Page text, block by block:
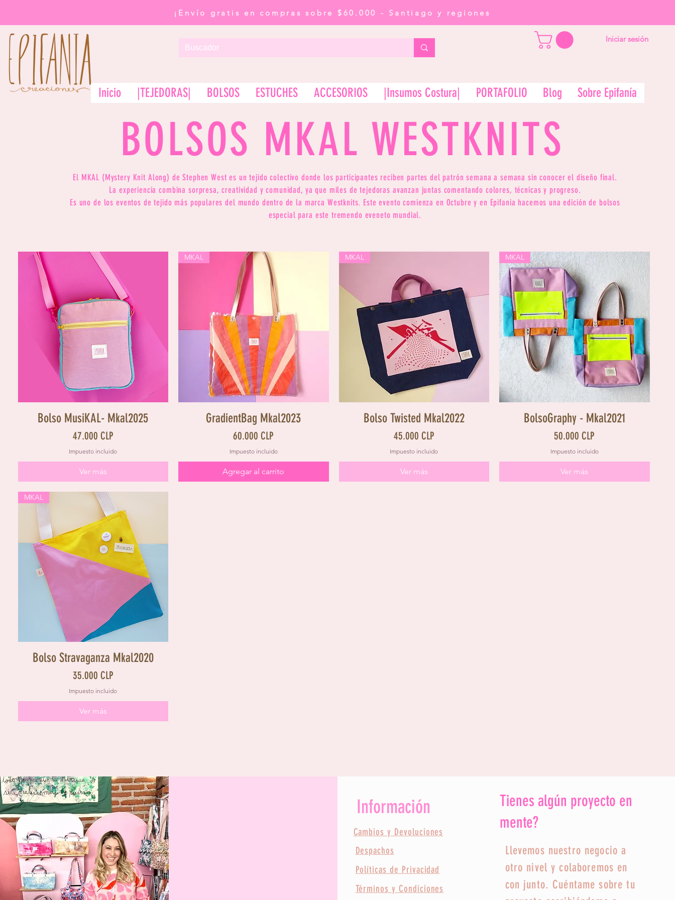
¡Envío gratis en compras sobre $60.000 - Santiago y regiones
Iniciar sesión
Inicio |TEJEDORAS| BOLSOS ESTUCHES ACCESORIOS |Insumos Costura| PORTAFOLIO Blog Sobre Epifanía
BOLSOS MKAL WESTKNITS
El MKAL (Mystery Knit Along) de Stephen West es un tejido colectivo donde los participantes reciben partes del patrón semana a semana sin conocer el diseño final.
La experiencia combina sorpresa, creatividad y comunidad, ya que miles de tejedoras avanzan juntas comentando colores, técnicas y progreso.
Es uno de los eventos de tejido más populares del mundo dentro de la marca Westknits. Este evento comienza en Octubre y en Epifania hacemos una edición de bolsos
especial para este tremendo eveneto mundial.
Vista rápida
Bolso MusiKAL- Mkal2025
Precio
47.000 CLP
Impuesto incluido
Ver más
Vista rápida
MKAL
GradientBag Mkal2023
Precio
60.000 CLP
Impuesto incluido
Agregar al carrito
Vista rápida
MKAL
Bolso Twisted Mkal2022
Precio
45.000 CLP
Impuesto incluido
Ver más
Vista rápida
MKAL
BolsoGraphy - Mkal2021
Precio
50.000 CLP
Impuesto incluido
Ver más
Vista rápida
MKAL
Bolso Stravaganza Mkal2020
Precio
35.000 CLP
Impuesto incluido
Ver más
Información
Cambios y Devoluciones
Despachos
Políticas de Privacidad
Términos y Condiciones
Tienes algún proyecto en
mente?
Llevemos nuestro negocio a
otro nivel y colaboremos en
con junto. Cuéntame sobre tu